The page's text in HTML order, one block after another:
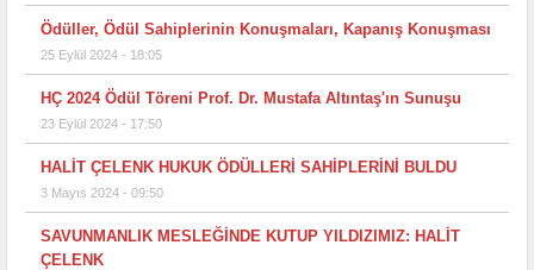
Ödüller, Ödül Sahiplerinin Konuşmaları, Kapanış Konuşması
25 Eylül 2024 - 18:05
HÇ 2024 Ödül Töreni Prof. Dr. Mustafa Altıntaş'ın Sunuşu
23 Eylül 2024 - 17:50
HALİT ÇELENK HUKUK ÖDÜLLERİ SAHİPLERİNİ BULDU
3 Mayıs 2024 - 09:50
SAVUNMANLIK MESLEĞİNDE KUTUP YILDIZIMIZ: HALİT
ÇELENK